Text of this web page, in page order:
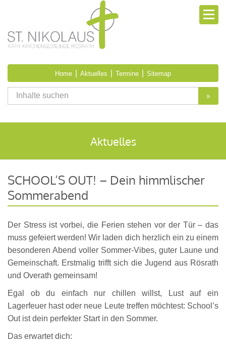
Home Aktuelles Termine Sitemap
»
Aktuelles
SCHOOL’S OUT! – Dein himmlischer
Sommerabend
Der Stress ist vorbei, die Ferien stehen vor der Tür – das
muss gefeiert werden! Wir laden dich herzlich ein zu einem
besonderen Abend voller Sommer-Vibes, guter Laune und
Gemeinschaft. Erstmalig trifft sich die Jugend aus Rösrath
und Overath gemeinsam!
Egal ob du einfach nur chillen willst, Lust auf ein
Lagerfeuer hast oder neue Leute treffen möchtest: School’s
Out ist dein perfekter Start in den Sommer.
Das erwartet dich: